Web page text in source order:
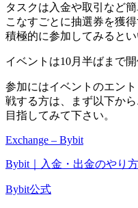
タスクは入金や取引など
こなすごとに抽選券を獲
積極的に参加してみるとい
イベントは10月半ばまで開
参加にはイベントのエン
戦する方は、まず以下か
目指してみて下さい。
Exchange – Bybit
Bybit｜入金・出金のやり方
Bybit公式